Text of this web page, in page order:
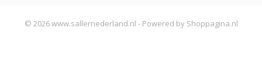
© 2026 www.sallernederland.nl - Powered by Shoppagina.nl